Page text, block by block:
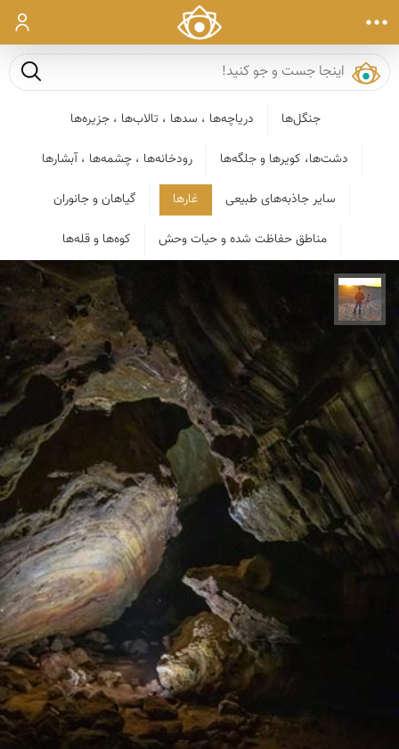
ورود
جست و
جنگل‌ها دریاچه‌ها ، سدها ، تالاب‌ها ، جزیره‌ها
دشت‌ها، کویرها و جلگه‌ها رودخانه‌ها ، چشمه‌ها ، آبشارها
سایر جاذبه‌های طبیعی غارها گیاهان و جانوران
مناطق حفاظت شده و حیات وحش کوه‌ها و قله‌ها